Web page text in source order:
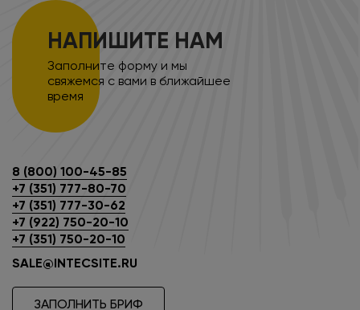
НАПИШИТЕ НАМ
Заполните форму и мы
свяжемся с вами в ближайшее
время
8 (800) 100-45-85
+7 (351) 777-80-70
+7 (351) 777-30-62
+7 (922) 750-20-10
+7 (351) 750-20-10
SALE@INTECSITE.RU
ЗАПОЛНИТЬ БРИФ